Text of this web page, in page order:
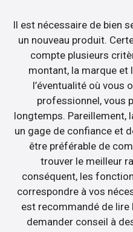
Il est nécessaire de bien
un nouveau produit.
compte plusieurs
montant, la marque et
l’éventualité où vous
professionnel, vous
longtemps. Pareillement,
un gage de confiance et
être préférable de
trouver le meilleur
conséquent, les
correspondre à vos
est recommandé de
demander conseil à